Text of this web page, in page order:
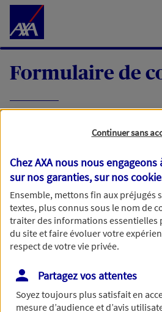
Accéder au Contenu
Formulaire de
demande, nous vous
meilleurs délais par mail ou
Votre message :
Vous disposez de droits sur les
plus d’informations,cliquez ici.
Continuer sans
Chez AXA nous nous
sur nos garanties, sur nos
Ensemble, mettons fin aux préjugés
textes, plus connus sous le nom de
traiter des informations essentielles
du site et faire évoluer votre
respect de votre vie privée.
Partagez vos attentes
Soyez toujours plus satisfait en
mesure d’audience et d’avis